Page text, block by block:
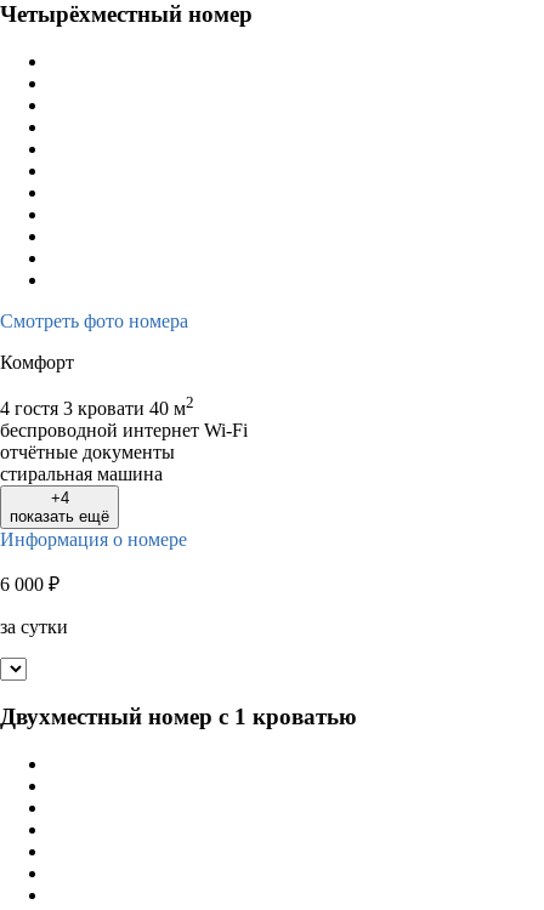
Четырёхместный номер
Смотреть фото номера
Комфорт
4 гостя 3 кровати 40 м2
беспроводной интернет Wi-Fi
отчётные документы
стиральная машина
+4
показать ещё
Информация о номере
6 000 ₽
за сутки
Двухместный номер с 1 кроватью